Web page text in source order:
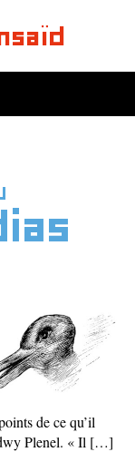
de ce qu’il
Plenel. « Il […]